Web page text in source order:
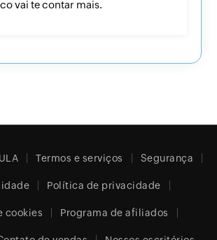
vai te contar mais.
Termos e serviços Segurança
Política de privacidade
cookies Programa de afiliados